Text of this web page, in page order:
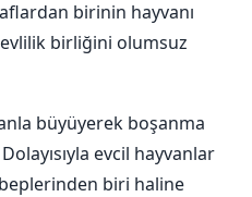
birinin hayvanı
birliğini olumsuz
büyüyerek boşanma
evcil hayvanlar
biri haline